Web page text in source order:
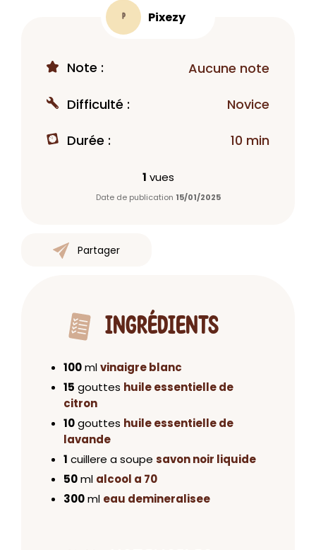
P Pixezy
Note : Aucune note
Difficulté : Novice
Durée : 10 min
1 vues
Date de publication 15/01/2025
Partager
INGRÉDIENTS
100mlvinaigre blanc
15 gouttes huile essentielle de
citron
10gouttes huile essentielle de
lavande
1 cuillere a soupe savon noir liquide
50ml alcool a 70
300ml eau demineralisee